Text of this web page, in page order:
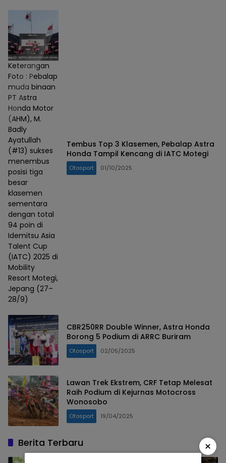
Keterangan
Foto : Pebalap
muda binaan
PT Astra
Honda Motor
(AHM), M.
Badly
Ayatullah
(#13) sukses
menembus
posisi tiga
besar
klasemen
sementara
dengan total
94 poin di
Idemitsu Asia
Talent Cup
(IATC) 2025 di
Mobility
Resort Motegi,
Jepang (27–
28/9)
Tembus Top 3 Klasemen, Pebalap Astra
Honda Tampil Kencang di IATC Motegi
Otosport 01/10/2025
CBR250RR Double Winner, Astra Honda
Borong 5 Podium di ARRC Buriram
Otosport 02/05/2025
Lawan Trek Ekstrem, CRF Tetap Melesat
Raih Podium di Kejurnas Motocross
Wonosobo
Otosport 19/04/2025
Berita Terbaru ×